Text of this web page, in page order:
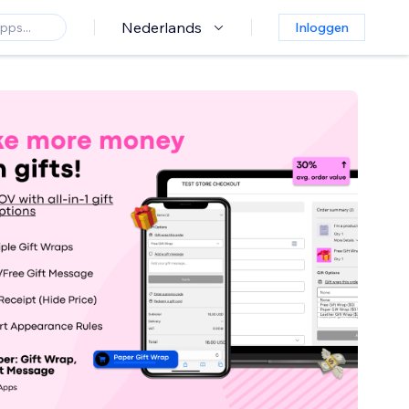
Nederlands Inloggen